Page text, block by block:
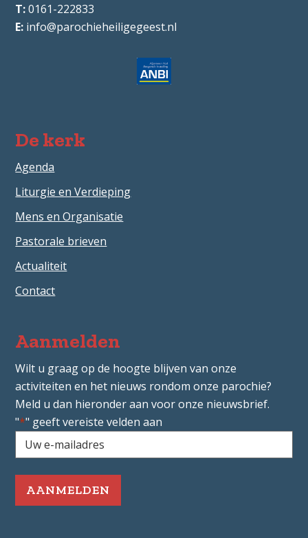
0161-222833
info@parochieheiligegeest.nl
De kerk
Agenda
Liturgie en Verdieping
Mens en Organisatie
Pastorale brieven
Actualiteit
Contact
Aanmelden
Wilt u graag op de hoogte blijven van onze
activiteiten en het nieuws rondom onze parochie?
Meld u dan hieronder aan voor onze nieuwsbrief.
"*" geeft vereiste velden aan
Uw
e-
mailadres
Vereist